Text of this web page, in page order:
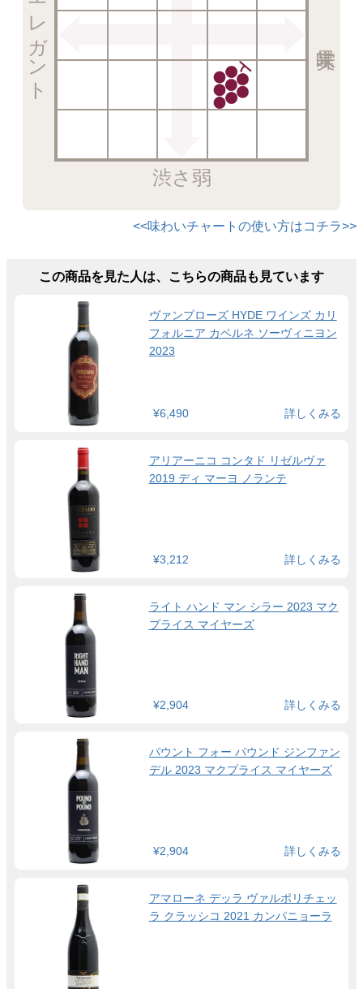
渋さ弱
エレガント
<<味わいチャートの使い方はコチラ>>
この商品を見た人は、こちらの商品も見ています
ヴァンプローズ HYDE ワインズ カリ
フォルニア カベルネ ソーヴィニヨン
2023
¥6,490 詳しくみる
アリアーニコ コンタド リゼルヴァ
2019 ディ マーヨ ノランテ
¥3,212 詳しくみる
ライト ハンド マン シラー 2023 マク
プライス マイヤーズ
¥2,904 詳しくみる
パウント フォー パウンド ジンファン
デル 2023 マクプライス マイヤーズ
¥2,904 詳しくみる
アマローネ デッラ ヴァルポリチェッ
ラ クラッシコ 2021 カンパニョーラ